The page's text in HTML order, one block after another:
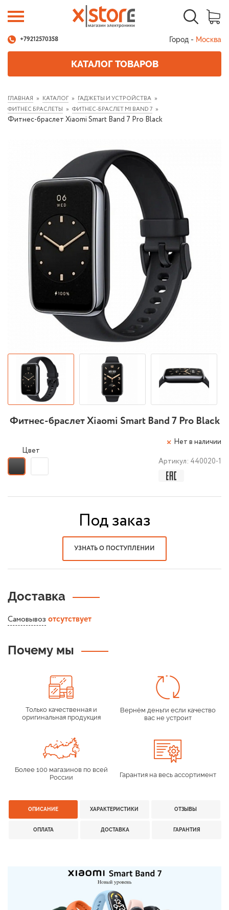
+79212570358 Город - Москва
КАТАЛОГ ТОВАРОВ
ГЛАВНАЯ КАТАЛОГ
ГАДЖЕТЫ И УСТРОЙСТВА
ФИТНЕС БРАСЛЕТЫ
ФИТНЕС-БРАСЛЕТ MI BAND 7
Фитнес-браслет Xiaomi Smart Band 7 Pro Black
Фитнес-браслет Xiaomi Smart Band 7 Pro Black
Нет в наличии
Артикул: 440020-1
Цвет
Под заказ
УЗНАТЬ О ПОСТУПЛЕНИИ
Доставка
Самовывоз отсутствует
Почему мы
Только качественная и
оригинальная продукция
Вернём деньги если качество
вас не устроит
Более 100 магазинов по всей
России
Гарантия на весь ассортимент
ОПИСАНИЕ ХАРАКТЕРИСТИКИ ОТЗЫВЫ
ОПЛАТА ДОСТАВКА ГАРАНТИЯ